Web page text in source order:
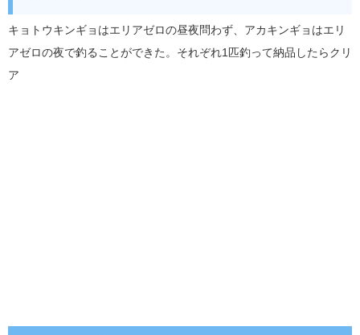
キョトウキンギョはエリアゼロの昼夜問わず、アカキンギョはエリ
アゼロの夜で釣ることができた。それぞれ1匹釣って納品したらクリ
ア